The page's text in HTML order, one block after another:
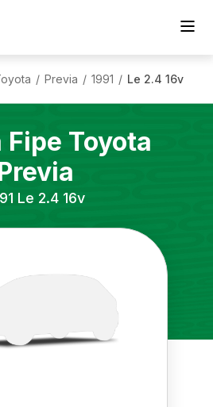
/ Previa / 1991 / Le 2.4 16v
Fipe Toyota
Le 2.4 16v